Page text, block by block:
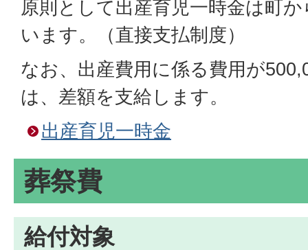
原則として出産育児一時金は町
います。（直接支払制度）
なお、出産費用に係る費用が
は、差額を支給します。
出産育児一時金
葬祭費
給付対象